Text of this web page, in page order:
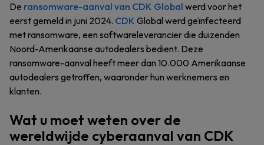
De ransomware-aanval van CDK Global werd voor het
eerst gemeld in juni 2024. CDK Global werd geïnfecteerd
met ransomware, een softwareleverancier die duizenden
Noord-Amerikaanse autodealers bedient. Deze
ransomware-aanval heeft meer dan 10.000 Amerikaanse
autodealers getroffen, waaronder hun werknemers en
klanten.
Wat u moet weten over de
wereldwijde cyberaanval van CDK